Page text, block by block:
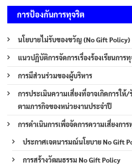
การป้องกันการทุจริต
นโยบายไม่รับของขวัญ (No Gift Policy)
แนวปฏิบัติการจัดการเรื่องร้องเรียนการ
การมีส่วนร่วมของผู้บริหาร
การประเมินความเสี่ยงที่อาจเกิดการให้
ตามภารกิจของหน่วยงานประจำปี
การดำเนินการเพื่อจัดการความเสี่ยงก
ประกาศเจตนารมณ์นโยบาย No Gift
การสร้างวัฒนธรรม No Gift Policy